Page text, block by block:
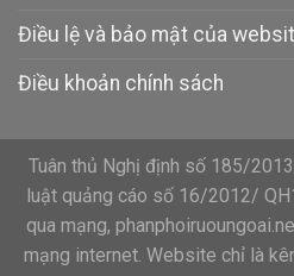
Điều lệ và bảo mật của
Điều khoản chính sách
Tuân thủ Nghị định số 185/
luật quảng cáo số 16/2012/
qua mạng,
mạng internet. Website chỉ là